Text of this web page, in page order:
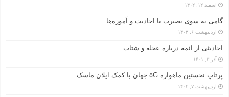
اسفند ۱۲, ۱۴۰۲
گامی به سوی بصیرت با احادیث و آموزه‌ها
اردیبهشت ۶, ۱۴۰۳
احادیثی از ائمه درباره عجله و شتاب
آذر ۳, ۱۴۰۱
پرتاپ نخستین ماهواره ۵G جهان با کمک ایلان ماسک
اردیبهشت ۷, ۱۴۰۲